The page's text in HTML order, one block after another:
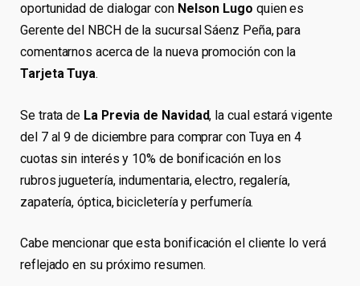
oportunidad de dialogar con Nelson Lugo quien es
Gerente del NBCH de la sucursal Sáenz Peña, para
comentarnos acerca de la nueva promoción con la
Tarjeta Tuya.
Se trata de La Previa de Navidad, la cual estará vigente
del 7 al 9 de diciembre para comprar con Tuya en 4
cuotas sin interés y 10% de bonificación en los
rubros juguetería, indumentaria, electro, regalería,
zapatería, óptica, bicicletería y perfumería.
Cabe mencionar que esta bonificación el cliente lo verá
reflejado en su próximo resumen.